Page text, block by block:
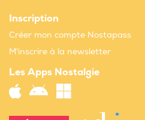
Inscription
Créer mon compte Nostapass
M'inscrire à la newsletter
Les Apps Nostalgie